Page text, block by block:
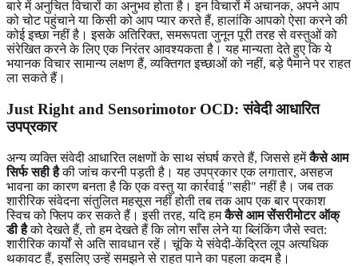
बारे में अनुचित विचारों का अनुभव होता है। इन विचारों में अचानक, अपने आप
को चोट पहुंचाने या किसी को आप प्यार करते हैं, हालांकि आपको ऐसा करने की
कोई इच्छा नहीं है। इसके अतिरिक्त, समरूपता जुनून पूरी तरह से वस्तुओं को
संरेखित करने के लिए एक निरंतर आवश्यकता है। यह मान्यता देते हुए कि ये
भयानक विचार सामान्य लक्षण हैं, व्यक्तिगत इच्छाओं को नहीं, बड़े पैमाने पर राहत
ला सकते हैं।
Just Right and Sensorimotor OCD: संवेदी आधारित
उपप्रकार
अन्य व्यक्ति संवेदी आधारित लक्षणों के साथ संघर्ष करते हैं, जिससे हमेंकैसे आम
सिर्फ सही हैकी जांच करनी पड़ती है। यह उपप्रकार एक लगातार, असहज
भावना का कारण बनता है कि एक वस्तु या कार्रवाई "सही" नहीं है। जब तक
शारीरिक संवेदना संतुलित महसूस नहीं होती तब तक आप एक बार प्रकाश
स्विच को फ्लिप कर सकते हैं। इसी तरह, यदि हमकैसे आम सेंसरीमोटर ऑक्
डी हैको देखते हैं, तो हम देखते हैं कि लोग साँस लेने या ब्लिंकिंग जैसे स्वत:
शारीरिक कार्यों से अति सावधान रहें। चूंकि ये संवेदी-केंद्रित लूप अत्यधिक
थकावट हैं, इसलिए उन्हें समझने से राहत पाने का पहला कदम है।